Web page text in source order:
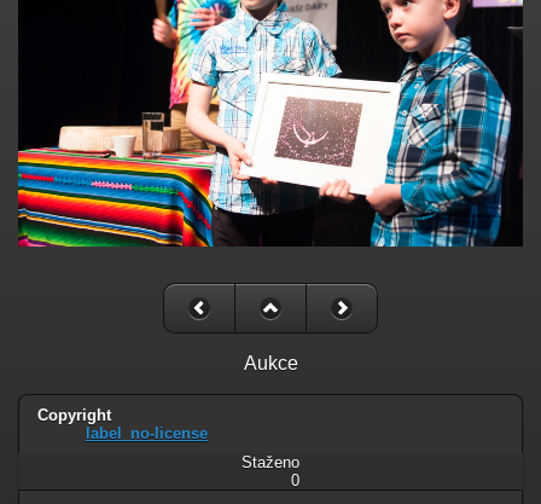
Aukce
Copyright
label_no-license
Staženo
0